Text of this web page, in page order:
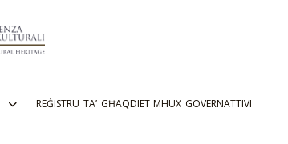
REĠISTRU TA’ GĦAQDIET MHUX GOVERNATTIVI